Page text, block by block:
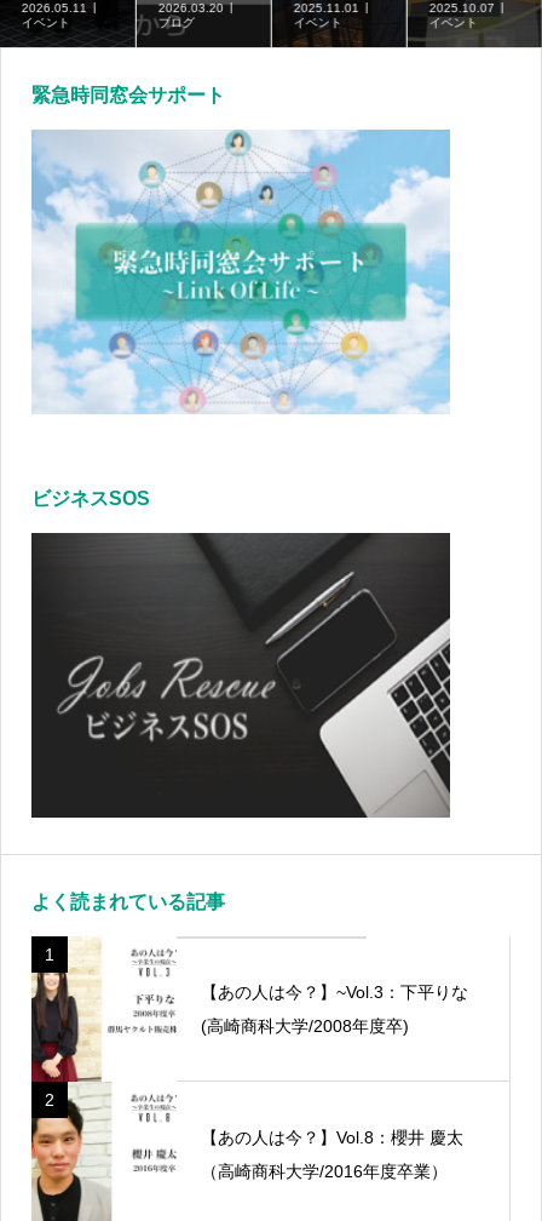
2026.05.11
イベント
2026.03.20
ブログ
2025.11.01
イベント
2025.10.07
イベント
緊急時同窓会サポート
ビジネスSOS
よく読まれている記事
1
【あの人は今？】~Vol.3：下平りな
(高崎商科大学/2008年度卒)
2
【あの人は今？】Vol.8：櫻井 慶太
（高崎商科大学/2016年度卒業）